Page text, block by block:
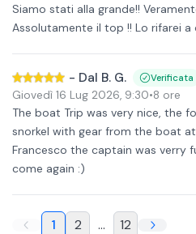
Siamo stati alla grande!!
Assolutamente il top !! Lo rifarei a
- Dal B. G. Verificata
Giovedì 16 Lug 2026, 9:30•8 ore
The boat Trip was very nice, the
snorkel with gear from the boat
Francesco the captain was verry
come again :)
1 2 ... 12